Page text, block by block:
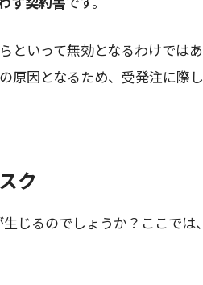
といって無効となるわけではあ
原因となるため、受発注に際し
ク
じるのでしょうか？ここでは、